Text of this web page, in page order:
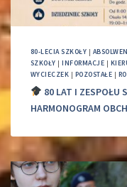
80-LECIA SZKOŁY |
SZKOŁY |INFORMACJE |
WYCIECZEK | POZOSTAŁE |
80 LAT I ZESPOŁU
HARMONOGRAM